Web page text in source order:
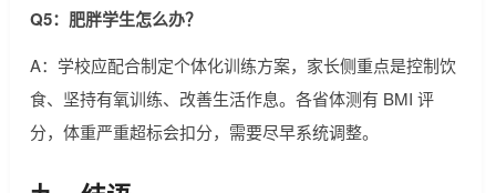
Q5：肥胖学生怎么办？
A：学校应配合制定个体化训练方案，家长侧重点是控制饮
食、坚持有氧训练、改善生活作息。各省体测有 BMI 评
分，体重严重超标会扣分，需要尽早系统调整。